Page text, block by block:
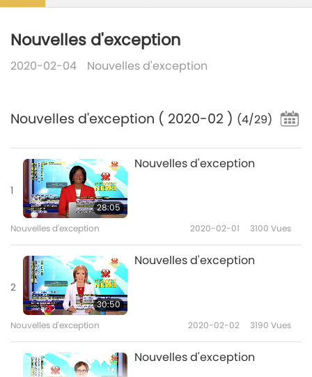
Nouvelles d'exception
2020-02-04 Nouvelles d'exception
Nouvelles d'exception ( 2020-02 ) (4/29)
1
28:05
Nouvelles d'exception
Nouvelles d'exception 2020-02-01 3100 Vues
2
30:50
Nouvelles d'exception
Nouvelles d'exception 2020-02-02 3190 Vues
Nouvelles d'exception